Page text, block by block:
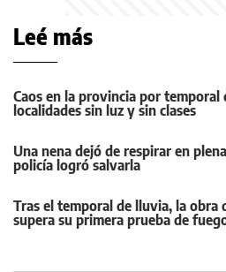
Leé más
Caos en la provincia por
localidades sin luz y sin clases
Una nena dejó de respirar en
policía logró salvarla
Tras el temporal de lluvia, la obra
supera su primera prueba de